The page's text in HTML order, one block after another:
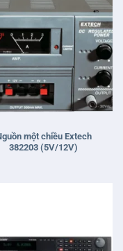
một chiều Extech
382203 (5V/12V)